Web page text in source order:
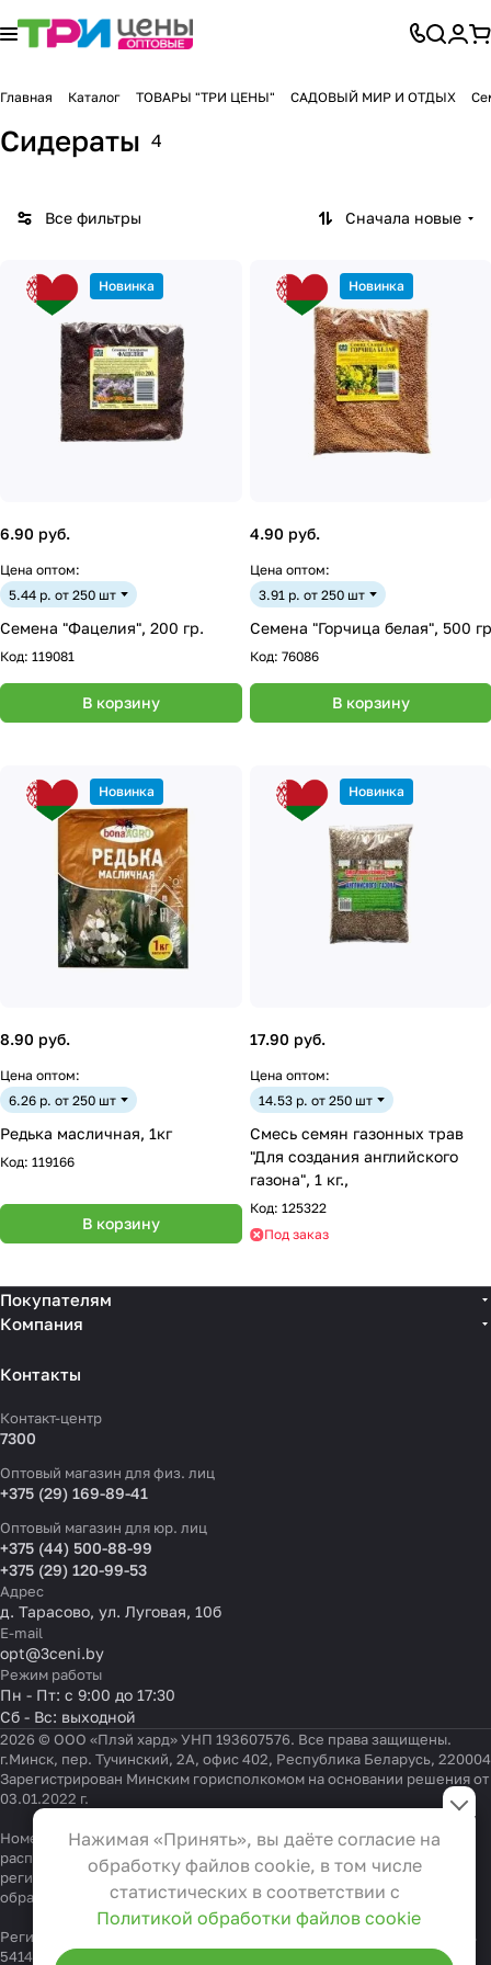
Главная Каталог ТОВАРЫ "ТРИ ЦЕНЫ" САДОВЫЙ МИР И ОТДЫХ
Сидераты 4
Все фильтры Сначала новые
Новинка
6.90 руб.
Цена оптом:
5.44 р. от 250 шт
Семена "Фацелия", 200 гр.
Код: 119081
В корзину
Новинка
4.90 руб.
Цена оптом:
3.91 р. от 250 шт
Семена "Горчица белая", 500 гр
Код: 76086
В корзину
Новинка
8.90 руб.
Цена оптом:
6.26 р. от 250 шт
Редька масличная, 1кг
Код: 119166
В корзину
Новинка
17.90 руб.
Цена оптом:
14.53 р. от 250 шт
Смесь семян газонных трав
"Для создания английского
газона", 1 кг.,
Код: 125322
Под заказ
Покупателям
Компания
Контакты
Контакт-центр
7300
Оптовый магазин для физ. лиц
+375 (29) 169-89-41
Оптовый магазин для юр. лиц
+375 (44) 500-88-99
+375 (29) 120-99-53
Адрес
д. Тарасово, ул. Луговая, 10б
E-mail
opt@3ceni.by
Режим работы
Пн - Пт: с 9:00 до 17:30
Сб - Вс: выходной
2026 © ООО «Плэй хард» УНП 193607576. Все права защищены.
г.Минск, пер. Тучинский, 2А, офис 402, Республика Беларусь, 220004
Зарегистрирован Минским горисполкомом на основании решения от
03.01.2022 г.
Номер телефона работников местных исполнительных и
распорядительных органов по месту государственной
регистрации ООО «Плэй хард», уполномоченных рассматривать
обращения покупателей:+375 17 323-41-58 ,+375 17 370-30-64
Регистрационный номер в Торговом реестре Республики Беларусь
541404 от 19.09.2022
Настройки файлов cookie
Функциональные
Эти файлы необходимы для
функционирования сайта и не
могут быть отключены в наших
системах. Вы можете настроить
браузер так, чтобы он блокировал
Нажимая «Принять», вы даёте согласие на
обработку файлов cookie, в том числе
статистических в соответствии с
Политикой обработки файлов cookie